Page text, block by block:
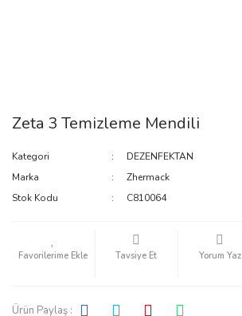
Zeta 3 Temizleme Mendili
Kategori
DEZENFEKTAN
Marka
Zhermack
Stok Kodu
C810064
Tavsiye Et Yorum Yaz
Ürün Paylaş :